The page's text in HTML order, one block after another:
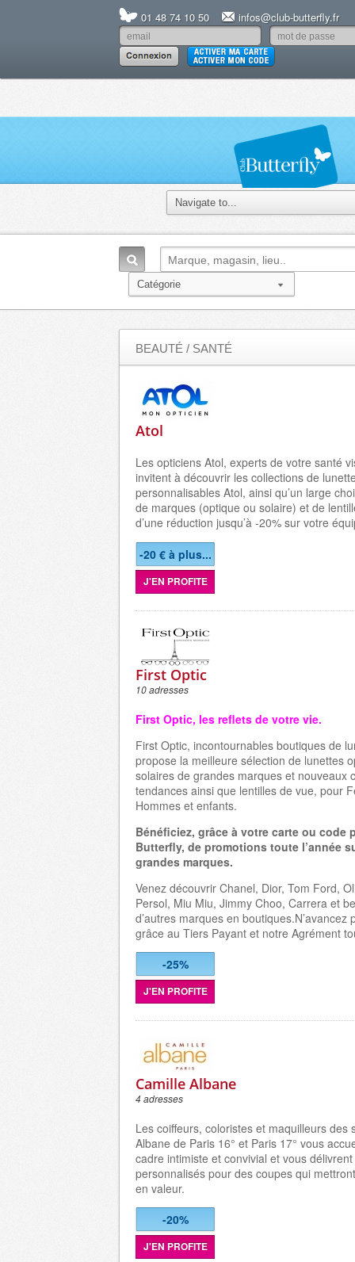
01 48 74 10 50 infos@club-butterfly.fr
BEAUTÉ / SANTÉ
Atol
Les opticiens Atol, experts de votre santé
invitent à découvrir les collections de
personnalisables Atol, ainsi qu’un large
de marques (optique ou solaire) et de
d’une réduction jusqu’à -20% sur votre
-20 € à plus...
J'EN PROFITE
First Optic
10 adresses
First Optic, les reflets de votre vie.
First Optic, incontournables boutiques de
propose la meilleure sélection de lunettes
solaires de grandes marques et nouveaux
tendances ainsi que lentilles de vue, pour
Hommes et enfants.
Bénéficiez, grâce à votre carte ou code
Butterfly, de promotions toute l’année
grandes marques.
Venez découvrir Chanel, Dior, Tom Ford,
Persol, Miu Miu, Jimmy Choo, Carrera et
d’autres marques en boutiques.N’avancez
grâce au Tiers Payant et notre Agrément
-25%
J'EN PROFITE
Camille Albane
4 adresses
Les coiffeurs, coloristes et maquilleurs des
Albane de Paris 16° et Paris 17° vous
cadre intimiste et convivial et vous
personnalisés pour des coupes qui
en valeur.
-20%
J'EN PROFITE